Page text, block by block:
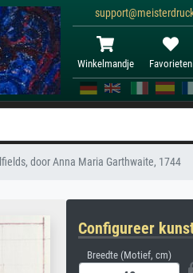
Winkelmandje Favorieten
door Anna Maria Garthwaite, 1744
Configureer
Breedte (Motief, cm)